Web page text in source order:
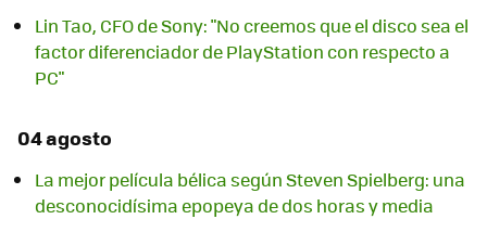
Lin Tao, CFO de Sony: "No creemos que el disco sea el
factor diferenciador de PlayStation con respecto a
PC"
04 agosto
La mejor película bélica según Steven Spielberg: una
desconocidísima epopeya de dos horas y media